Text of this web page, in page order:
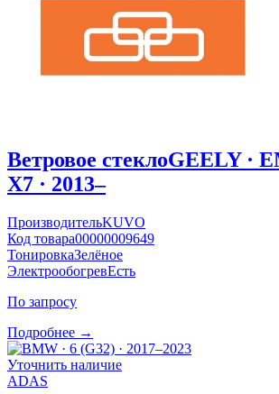
Ветровое стеклоGEELY ·
X7 · 2013–
ПроизводительKUVO
Код товара00000009649
ТонировкаЗелёное
ЭлектрообогревЕсть
По запросу
Подробнее →
Уточнить наличие
ADAS